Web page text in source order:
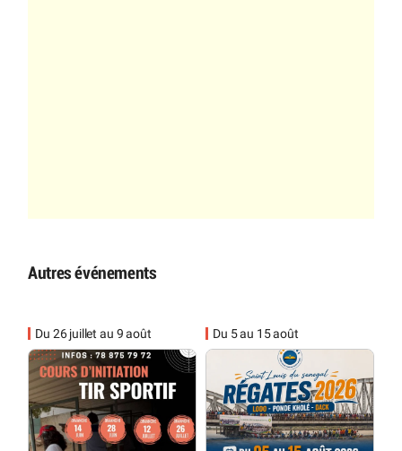
Autres événements
Du 26 juillet au 9 août Du 5 au 15 août